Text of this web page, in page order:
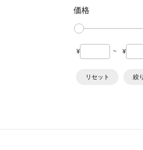
価格
¥ ~ ¥
リセット 絞